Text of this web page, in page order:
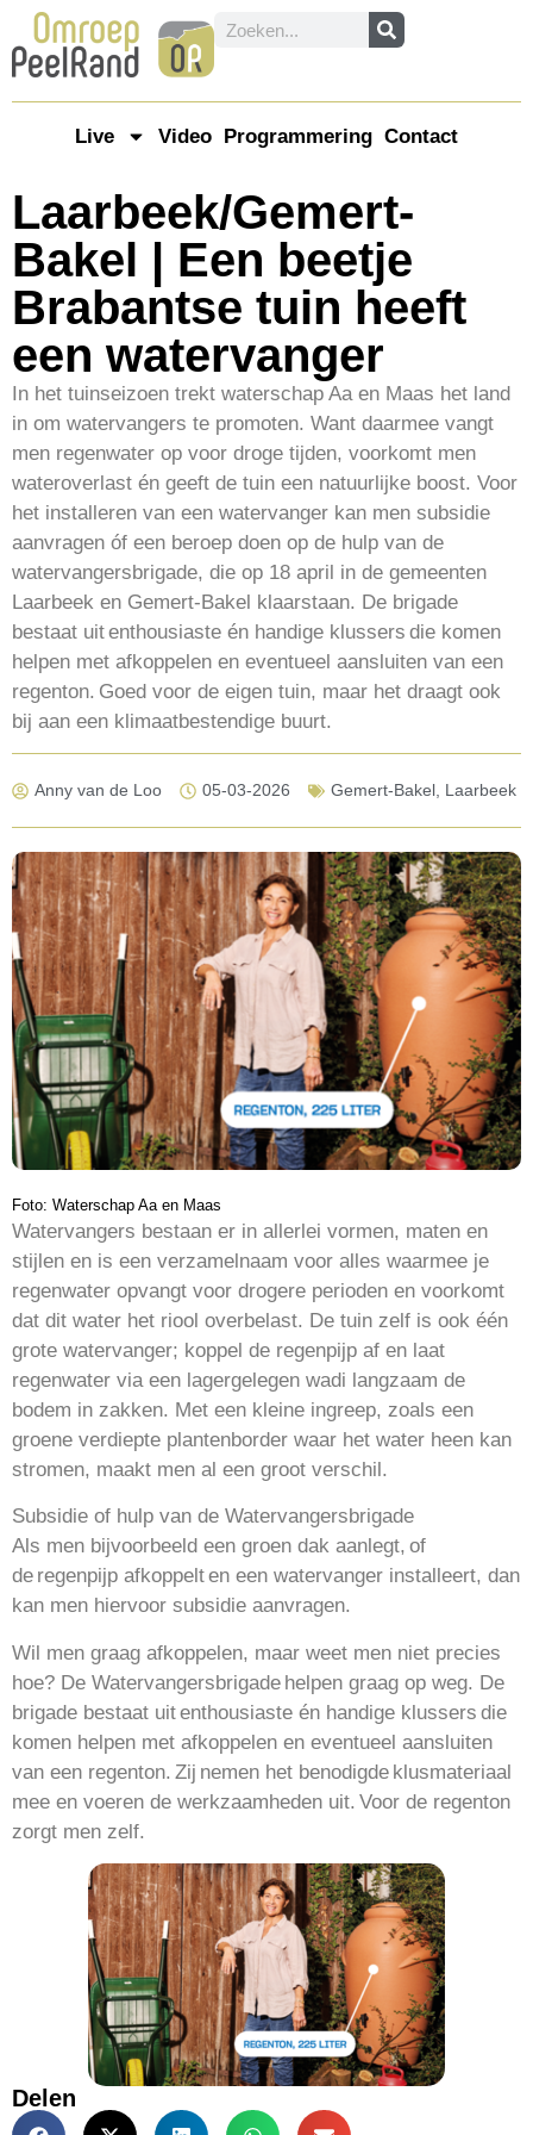
Live Video Programmering Contact
Laarbeek/Gemert-
Bakel | Een beetje
Brabantse tuin heeft
een watervanger
In het tuinseizoen trekt waterschap Aa en Maas het land
in om watervangers te promoten. Want daarmee vangt
men regenwater op voor droge tijden, voorkomt men
wateroverlast én geeft de tuin een natuurlijke boost. Voor
het installeren van een watervanger kan men subsidie
aanvragen óf een beroep doen op de hulp van de
watervangersbrigade, die op 18 april in de gemeenten
Laarbeek en Gemert-Bakel klaarstaan. De brigade
bestaat uit enthousiaste én handige klussers die komen
helpen met afkoppelen en eventueel aansluiten van een
regenton. Goed voor de eigen tuin, maar het draagt ook
bij aan een klimaatbestendige buurt.
Anny van de Loo 05-03-2026 Gemert-Bakel, Laarbeek
Foto: Waterschap Aa en Maas
Watervangers bestaan er in allerlei vormen, maten en
stijlen en is een verzamelnaam voor alles waarmee je
regenwater opvangt voor drogere perioden en voorkomt
dat dit water het riool overbelast. De tuin zelf is ook één
grote watervanger; koppel de regenpijp af en laat
regenwater via een lagergelegen wadi langzaam de
bodem in zakken. Met een kleine ingreep, zoals een
groene verdiepte plantenborder waar het water heen kan
stromen, maakt men al een groot verschil.
Subsidie of hulp van de Watervangersbrigade
Als men bijvoorbeeld een groen dak aanlegt, of
de regenpijp afkoppelt en een watervanger installeert, dan
kan men hiervoor subsidie aanvragen.
Wil men graag afkoppelen, maar weet men niet precies
hoe? De Watervangersbrigade helpen graag op weg. De
brigade bestaat uit enthousiaste én handige klussers die
komen helpen met afkoppelen en eventueel aansluiten
van een regenton. Zij nemen het benodigde klusmateriaal
mee en voeren de werkzaamheden uit. Voor de regenton
zorgt men zelf.
Delen